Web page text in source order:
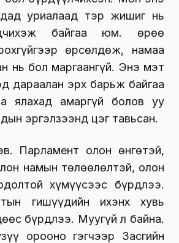
уриалаад тэр жишиг нь
байгаа юм. Өөрөө
өрсөлдөж, намаа
нь бол маргаангүй. Энэ мэт
дараалан эрх барьж байгаа
ялахад амаргүй болов уу
эргэлзээнд цэг тавьсан.
Парламент олон өнгөтэй,
намын төлөөлөлтэй, олон
хүмүүсээс бүрдлээ.
гишүүдийн ихэнх хувь
бүрдлээ. Муугүй л байна.
орооно гэгчээр Засгийн